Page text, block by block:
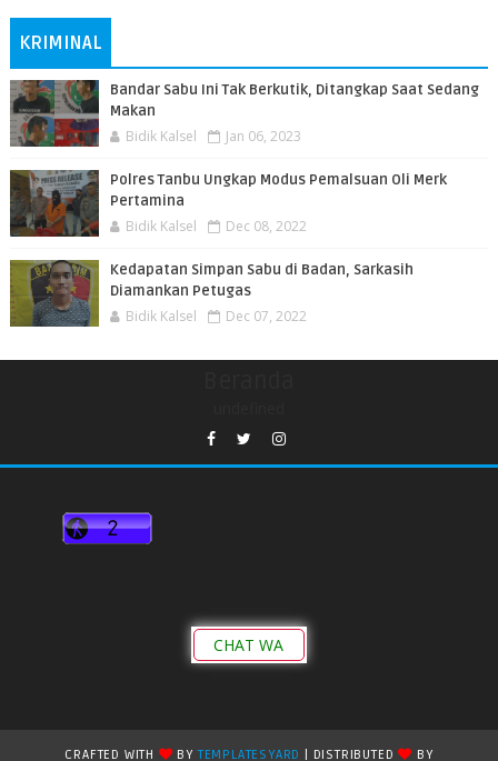
KRIMINAL
Bandar Sabu Ini Tak Berkutik, Ditangkap Saat Sedang
Makan
Bidik Kalsel Jan 06, 2023
Polres Tanbu Ungkap Modus Pemalsuan Oli Merk
Pertamina
Bidik Kalsel Dec 08, 2022
Kedapatan Simpan Sabu di Badan, Sarkasih
Diamankan Petugas
Bidik Kalsel Dec 07, 2022
CHAT WA
CRAFTED WITH BYTEMPLATESYARD | DISTRIBUTED
BY